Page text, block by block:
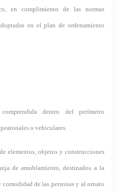
en cumplimiento de las normas
en el plan de ordenamiento
dentro del perímetro
o vehiculares.
elementos, objetos y construcciones
de amoblamiento, destinados a la
de las personas y al ornato